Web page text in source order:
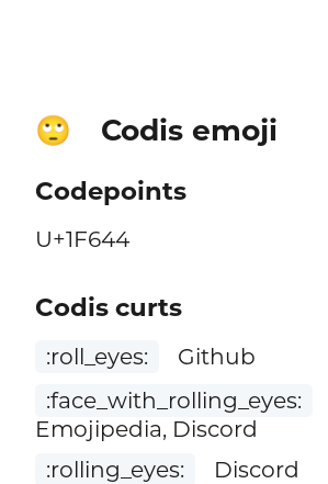
🙄 Codis emoji
Codepoints
U+1F644
Codis curts
:roll_eyes:
Github
:face_with_rolling_eyes:
Emojipedia, Discord
:rolling_eyes:
Discord